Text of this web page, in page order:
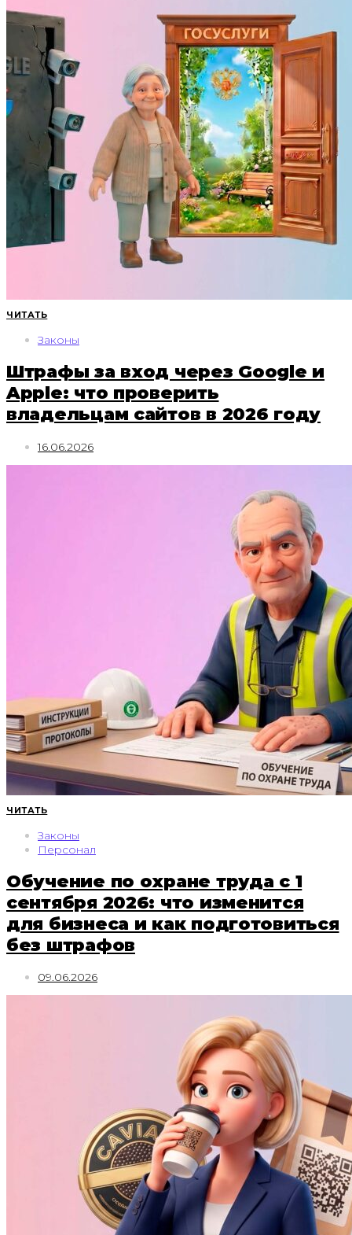
ЧИТАТЬ
Законы
Штрафы за вход через Google и
Apple: что проверить
владельцам сайтов в 2026 году
16.06.2026
ЧИТАТЬ
Законы
Персонал
Обучение по охране труда с 1
сентября 2026: что изменится
для бизнеса и как подготовиться
без штрафов
09.06.2026